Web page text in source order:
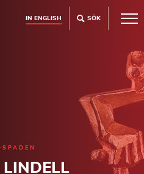
IN ENGLISH SÖK